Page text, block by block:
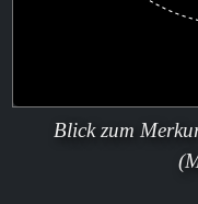
Blick zum